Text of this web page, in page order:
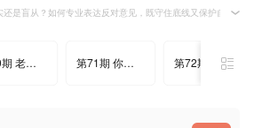
是盲从？如何专业表达反对意见，既守住底线又保护自己？
第70期 老板逼你 “表忠心”？别傻了，先守好职业道德再说 第71期 你的 AI 正在悄悄学坏？ 第72期 开门杀：那一秒是谁酿了悲剧？